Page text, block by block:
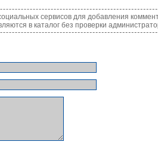
сервисов для добавления
в каталог без проверки